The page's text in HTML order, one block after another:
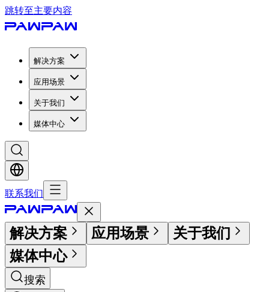
跳转至主要内容
解决方案
应用场景
关于我们
媒体中心
联系我们
解决方案 应用场景
关于我们
媒体中心
搜索